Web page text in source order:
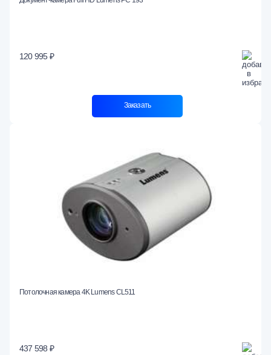
120 995 ₽
Заказать
Потолочная камера 4K Lumens CL511
437 598 ₽